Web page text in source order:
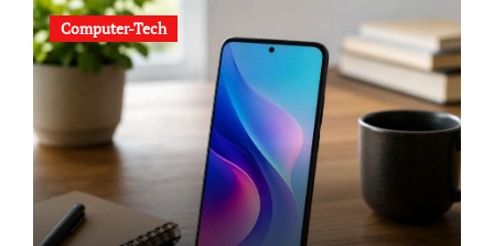
Computer-Tech